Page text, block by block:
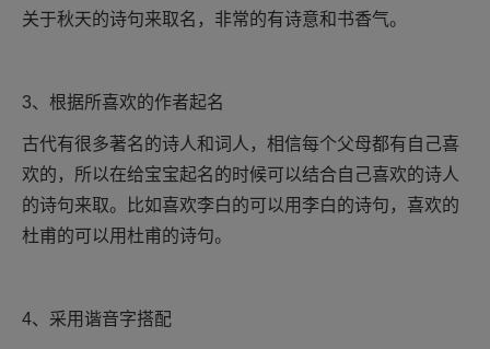
关于秋天的诗句来取名，非常的有诗意和书香气。
3、根据所喜欢的作者起名
古代有很多著名的诗人和词人，相信每个父母都有自己喜
欢的，所以在给宝宝起名的时候可以结合自己喜欢的诗人
的诗句来取。比如喜欢李白的可以用李白的诗句，喜欢的
杜甫的可以用杜甫的诗句。
4、采用谐音字搭配